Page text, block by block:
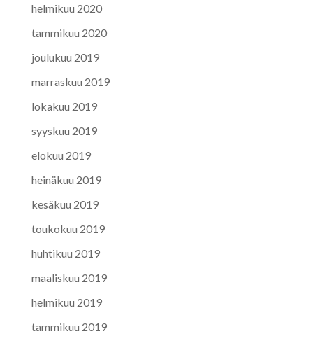
helmikuu 2020
tammikuu 2020
joulukuu 2019
marraskuu 2019
lokakuu 2019
syyskuu 2019
elokuu 2019
heinäkuu 2019
kesäkuu 2019
toukokuu 2019
huhtikuu 2019
maaliskuu 2019
helmikuu 2019
tammikuu 2019